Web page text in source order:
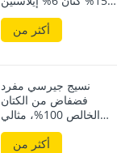
أكثر من
نسيج جيرسي مفرد
فضفاض من الكتان
الخالص 100%، مثالي
للملابس الفاخرة
أكثر من